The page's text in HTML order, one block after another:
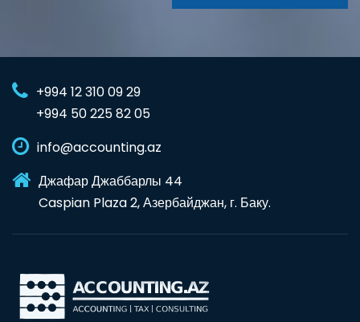
+994 12 310 09 29
+994 50 225 82 05
info@accounting.az
Джафар Джаббарлы 44
Caspian Plaza 2, Азербайджан, г. Баку.